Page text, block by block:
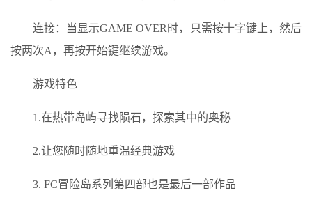
连接：当显示GAME OVER时，只需按十字键上，然后
按两次A，再按开始键继续游戏。
游戏特色
1.在热带岛屿寻找陨石，探索其中的奥秘
2.让您随时随地重温经典游戏
3. FC冒险岛系列第四部也是最后一部作品